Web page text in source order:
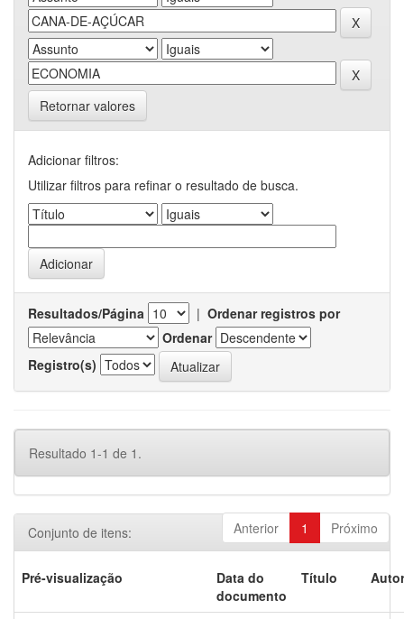
Retornar valores
Adicionar filtros:
Utilizar filtros para refinar o resultado de busca.
Resultados/Página | Ordenar registros por
Ordenar
Registro(s)
Resultado 1-1 de 1.
Anterior 1 Próximo
Conjunto de itens:
Pré-visualização
Data do
documento
Título